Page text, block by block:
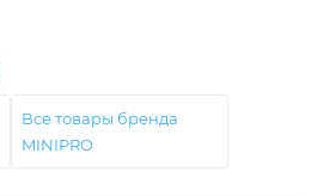
Все товары бренда
MINIPRO